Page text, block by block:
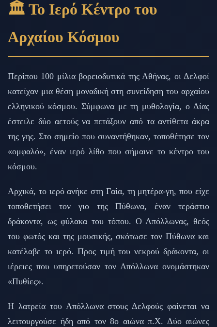
🏛️ Το Ιερό Κέντρο του
Αρχαίου Κόσμου
Περίπου 100 μίλια βορειοδυτικά της Αθήνας, οι Δελφοί
κατείχαν μια θέση μοναδική στη συνείδηση του αρχαίου
ελληνικού κόσμου. Σύμφωνα με τη μυθολογία, ο Δίας
έστειλε δύο αετούς να πετάξουν από τα αντίθετα άκρα
της γης. Στο σημείο που συναντήθηκαν, τοποθέτησε τον
«ομφαλό», έναν ιερό λίθο που σήμαινε το κέντρο του
κόσμου.
Αρχικά, το ιερό ανήκε στη Γαία, τη μητέρα-γη, που είχε
τοποθετήσει τον γιο της Πύθωνα, έναν τεράστιο
δράκοντα, ως φύλακα του τόπου. Ο Απόλλωνας, θεός
του φωτός και της μουσικής, σκότωσε τον Πύθωνα και
κατέλαβε το ιερό. Προς τιμή του νεκρού δράκοντα, οι
ιέρειες που υπηρετούσαν τον Απόλλωνα ονομάστηκαν
«Πυθίες».
Η λατρεία του Απόλλωνα στους Δελφούς φαίνεται να
λειτουργούσε ήδη από τον 8ο αιώνα π.Χ. Δύο αιώνες